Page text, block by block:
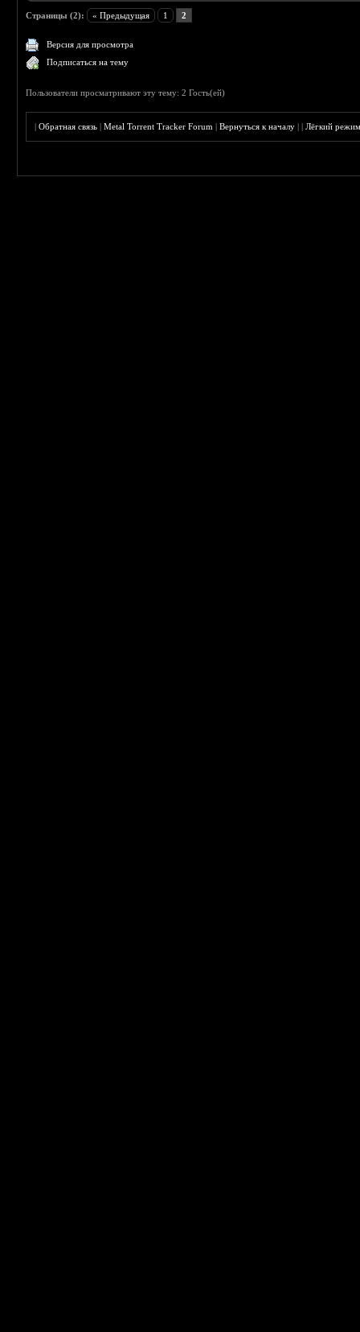
Страницы (2): « Предыдущая 1 2
Версия для просмотра
Подписаться на тему
Пользователи просматривают эту тему: 2 Гость(ей)
|Обратная связь |Metal Torrent Tracker Forum |Вернуться к началу ||Лёгкий